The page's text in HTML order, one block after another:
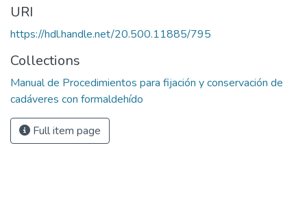
URI
https://hdl.handle.net/20.500.11885/795
Collections
Manual de Procedimientos para fijación y conservación de
cadáveres con formaldehído
Full item page